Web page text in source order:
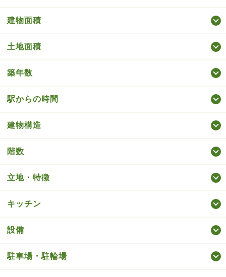
建物面積
土地面積
築年数
駅からの時間
建物構造
階数
立地・特徴
キッチン
設備
駐車場・駐輪場